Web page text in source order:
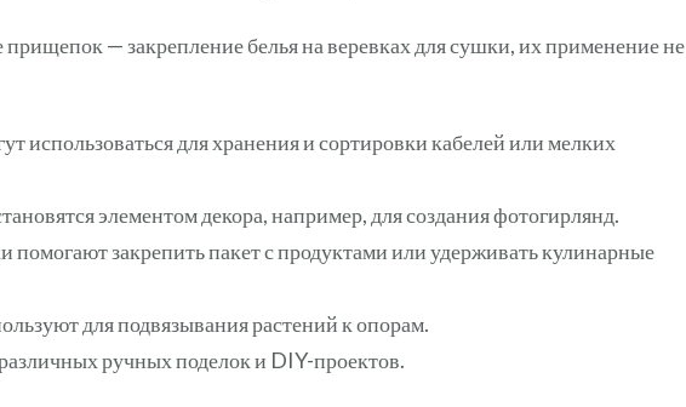
прищепок — закрепление белья на веревках для сушки, их применение не
использоваться для хранения и сортировки кабелей или мелких
элементом декора, например, для создания фотогирлянд.
закрепить пакет с продуктами или удерживать кулинарные
для подвязывания растений к опорам.
ручных поделок и DIY-проектов.